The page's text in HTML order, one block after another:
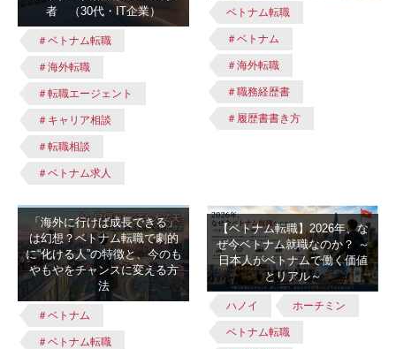
者 （30代・IT企業）
＃ベトナム転職
＃海外転職
＃転職エージェント
＃キャリア相談
＃転職相談
＃ベトナム求人
ベトナム転職
＃ベトナム
＃海外転職
＃職務経歴書
＃履歴書書き方
「海外に行けば成長できる」
は幻想？ベトナム転職で劇的
に“化ける人”の特徴と、今のも
やもやをチャンスに変える方
法
＃ベトナム
＃ベトナム転職
【ベトナム転職】2026年、な
ぜ今ベトナム就職なのか？ ～
日本人がベトナムで働く価値
とリアル～
ハノイ ホーチミン
ベトナム転職